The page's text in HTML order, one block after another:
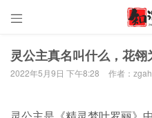

灵公主真名叫什么，花
2022年5月9日 下午8:28 作者：